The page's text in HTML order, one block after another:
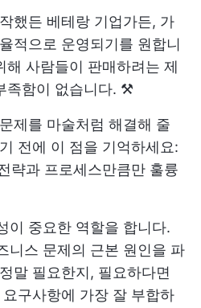
했든 베테랑 기업가든, 가
적으로 운영되기를 원합니
해 사람들이 판매하려는 제
족함이 없습니다. ⚒️
제를 마술처럼 해결해 줄
전에 이 점을 기억하세요:
략과 프로세스만큼만 훌륭
이 중요한 역할을 합니다.
니스 문제의 근본 원인을 파
말 필요한지, 필요하다면
구사항에 가장 잘 부합하